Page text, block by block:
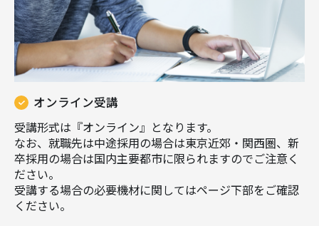
オンライン受講
受講形式は『オンライン』となります。
なお、就職先は中途採用の場合は東京近郊・関西圏、新
卒採用の場合は国内主要都市に限られますのでご注意く
ださい。
受講する場合の必要機材に関してはページ下部をご確認
ください。